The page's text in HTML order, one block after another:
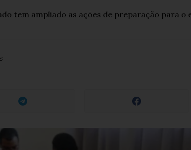
tem ampliado as ações de preparação para o